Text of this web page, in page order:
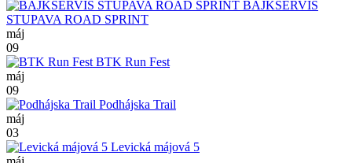
BAJKSERVIS
STUPAVA ROAD SPRINT
máj
09
BTK Run Fest
máj
09
Podhájska Trail
máj
03
Levická májová 5